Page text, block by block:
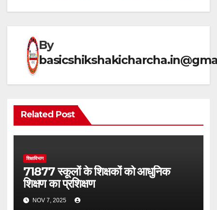
A
p
a
b
k
By
Related Post
शिक्षाविभाग
71877 स्कूलों के शिक्षकों को आधुनिक
शिक्षण का प्रशिक्षण
NOV 7, 2025